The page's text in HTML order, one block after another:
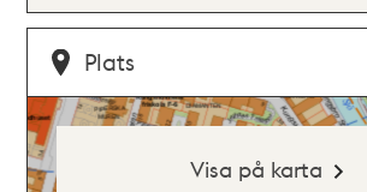
Plats
Visa på karta